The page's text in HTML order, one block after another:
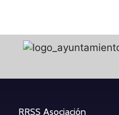
RRSS Asociación